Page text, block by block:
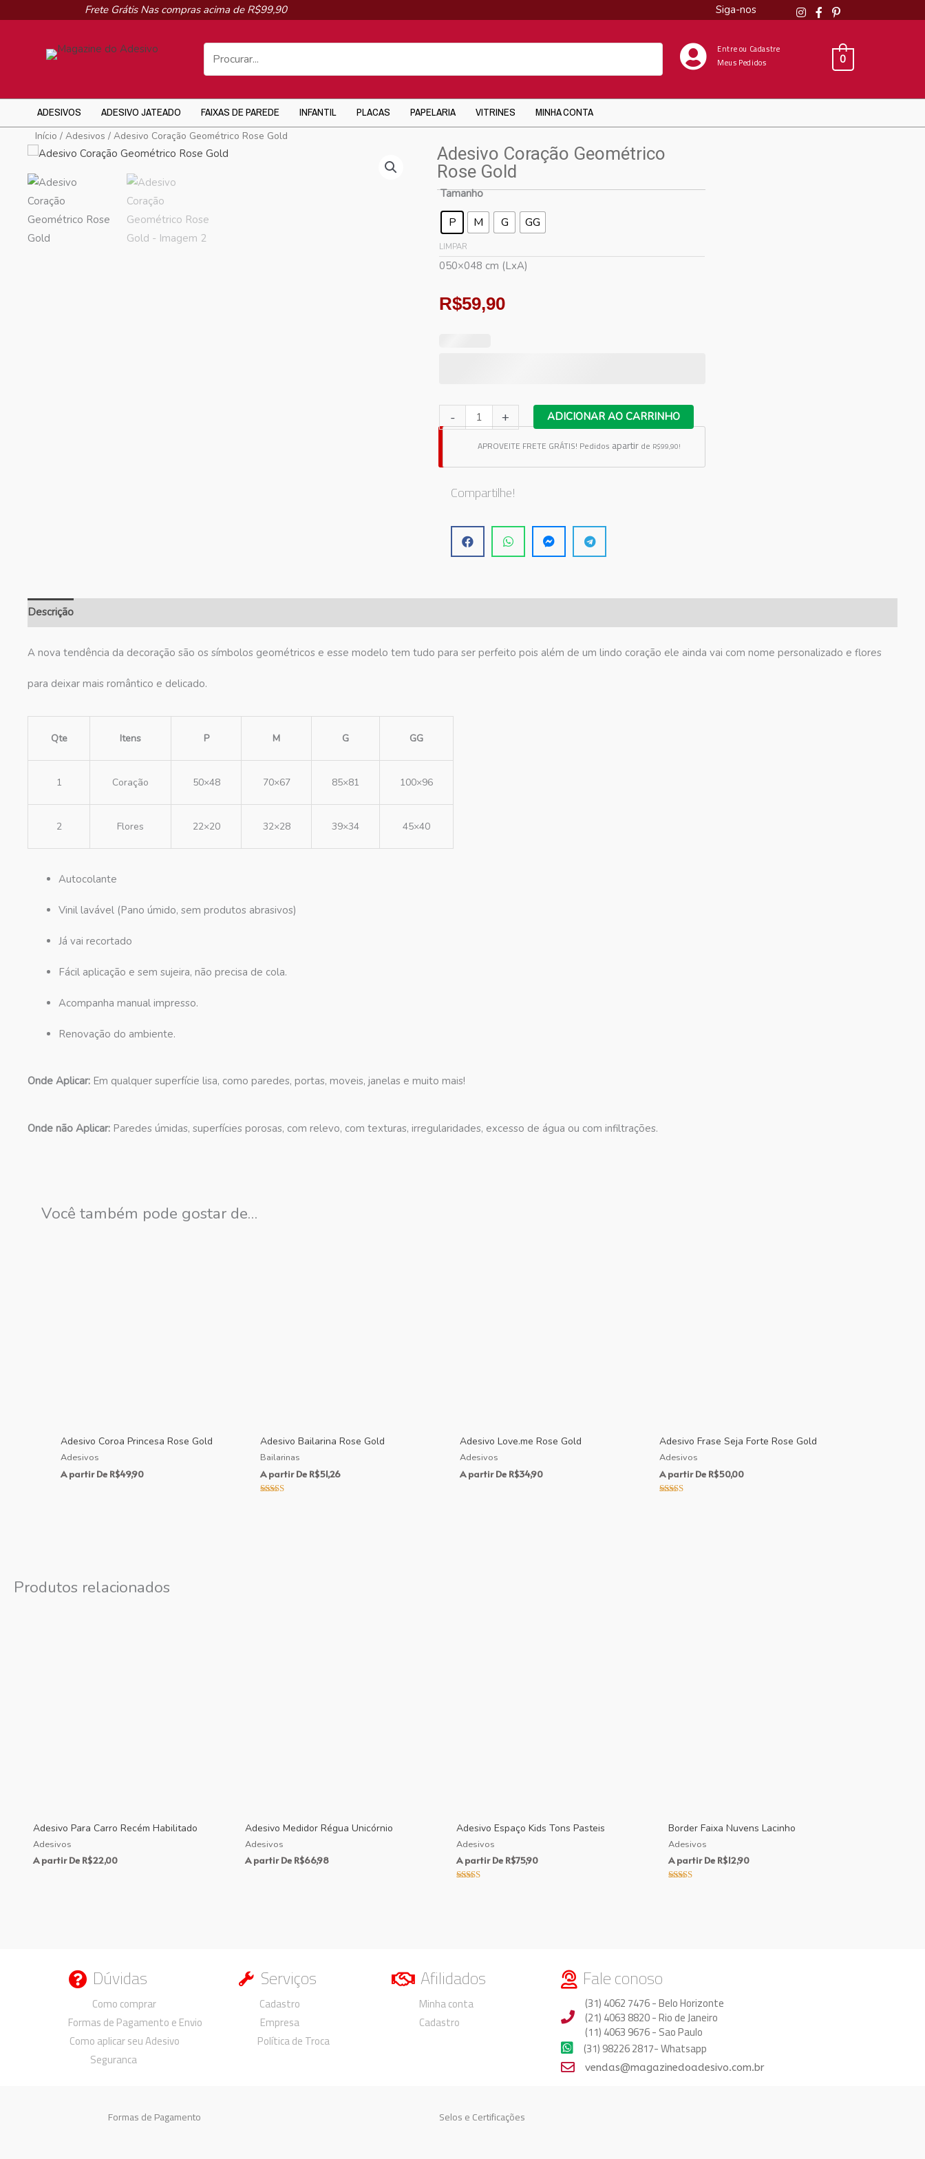
Frete Grátis Nas compras acima de R$99,90 Siga-nos
Entre ou Cadastre
Meus Pedidos
0
ADESIVOS ADESIVO JATEADO FAIXAS DE PAREDE INFANTIL PLACAS PAPELARIA VITRINES MINHA CONTA
Início / Adesivos / Adesivo Coração Geométrico Rose Gold
Adesivo Coração Geométrico
Rose Gold
Tamanho
P M G GG
LIMPAR
050×048 cm (LxA)
R$59,90
-
Adesivo
Coração
Geométrico
Rose
Gold
+ ADICIONAR AO CARRINHO
APROVEITE FRETE GRÁTIS! Pedidos apartirde R$99,90!
Compartilhe!
Descrição
A nova tendência da decoração são os símbolos geométricos e esse modelo tem tudo para ser perfeito pois além de um lindo coração ele ainda vai com nome personalizado e flores
para deixar mais romântico e delicado.
Qte Itens P M G GG
1 Coração 50×48 70×67 85×81 100×96
2 Flores 22×20 32×28 39×34 45×40
Autocolante
Vinil lavável (Pano úmido, sem produtos abrasivos)
Já vai recortado
Fácil aplicação e sem sujeira, não precisa de cola.
Acompanha manual impresso.
Renovação do ambiente.
Onde Aplicar: Em qualquer superfície lisa, como paredes, portas, moveis, janelas e muito mais!
Onde não Aplicar: Paredes úmidas, superfícies porosas, com relevo, com texturas, irregularidades, excesso de água ou com infiltrações.
Você também pode gostar de…
Adesivo Coroa Princesa Rose Gold
Adesivos
A partir De R$49,90
Adesivo Bailarina Rose Gold
Bailarinas
A partir De R$51,26
Adesivo Love.me Rose Gold
Adesivos
A partir De R$34,90
Adesivo Frase Seja Forte Rose Gold
Adesivos
A partir De R$50,00
Produtos relacionados
Adesivo Para Carro Recém Habilitado
Adesivos
A partir De R$22,00
Adesivo Medidor Régua Unicórnio
Adesivos
A partir De R$66,98
Adesivo Espaço Kids Tons Pasteis
Adesivos
A partir De R$75,90
Border Faixa Nuvens Lacinho
Adesivos
A partir De R$12,90
Duvidas
Dúvidas
Como comprar
Formas de Pagamento e Envio
Como aplicar seu Adesivo
Seguranca
Duvidas
Serviços
Cadastro
Empresa
Política de Troca
Duvidas
Afilidados
Minha conta
Cadastro
Duvidas
Fale conoso
(31) 4062 7476 - Belo Horizonte
(21) 4063 8820 - Rio de Janeiro
(11) 4063 9676 - Sao Paulo
(31) 98226 2817- Whatsapp
vendas@magazinedoadesivo.com.br
Formas de Pagamento Selos e Certificações